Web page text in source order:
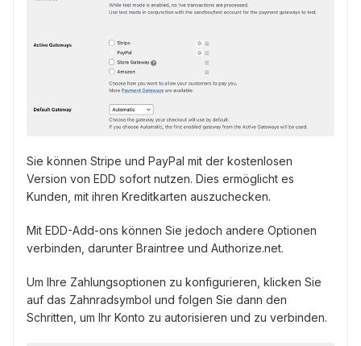
Sie können Stripe und PayPal mit der kostenlosen
Version von EDD sofort nutzen. Dies ermöglicht es
Kunden, mit ihren Kreditkarten auszuchecken.
Mit EDD-Add-ons können Sie jedoch andere Optionen
verbinden, darunter Braintree und Authorize.net.
Um Ihre Zahlungsoptionen zu konfigurieren, klicken Sie
auf das Zahnradsymbol und folgen Sie dann den
Schritten, um Ihr Konto zu autorisieren und zu verbinden.